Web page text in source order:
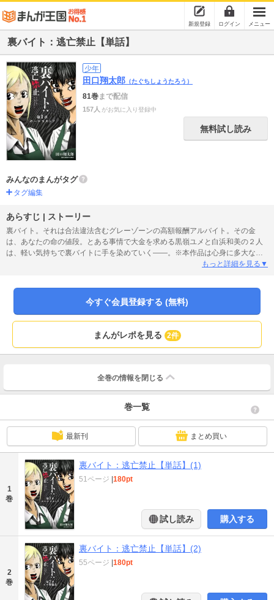
新規登録 ログイン メニュー
裏バイト：逃亡禁止【単話】
少年
田口翔太郎 （たぐちしょうたろう）
81巻まで配信
157人 がお気に入り登録中
無料試し読み
みんなのまんがタグ
タグ編集
あらすじ | ストーリー
裏バイト。それは合法違法含むグレーゾーンの高額報酬アルバイト。その金
は、あなたの命の値段。とある事情で大金を求める黒嶺ユメと白浜和美の２人
は、軽い気持ちで裏バイトに手を染めていく――。※本作品は心身に多大な影
響を与える可能性がございます。閲覧は自己の責任において、十分に注意して
いかねます。
もっと詳細を見る▼
今すぐ会員登録する (無料)
まんがレポを見る 2件
全巻の情報を 閉じる
巻一覧
最新刊 まとめ買い
1
巻
裏バイト：逃亡禁止【単話】(1)
51ページ 180pt
試し読み 購入する
2
巻
裏バイト：逃亡禁止【単話】(2)
55ページ 180pt